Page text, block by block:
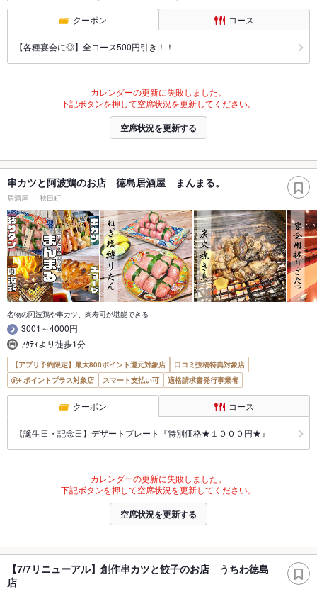
クーポン コース
【各種宴会に◎】全コース500円引き！！
カレンダーの更新に失敗しました。
下記ボタンを押して空席状況を更新してください。
空席状況を更新する
串カツと阿波鶏のお店 徳島居酒屋 まんまる。
居酒屋 秋田町
名物の阿波鶏や串カツ、肉寿司が堪能できる
3001～4000円
ｱｸﾃｨより徒歩1分
【アプリ予約限定】最大800ポイント還元対象店
口コミ投稿特典対象店
ポイントプラス対象店
スマート支払い可 適格請求書発行事業者
クーポン コース
【誕生日・記念日】デザートプレート『特別価格★１０００円★』
カレンダーの更新に失敗しました。
下記ボタンを押して空席状況を更新してください。
空席状況を更新する
【7/7リニューアル】創作串カツと餃子のお店 うちわ徳島
店